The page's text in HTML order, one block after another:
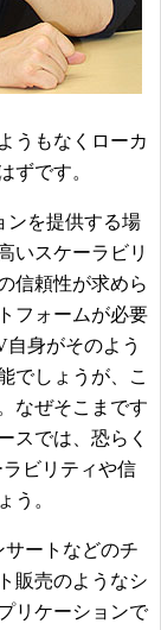
うもなくローカ
ずです。
ンを提供する場
いスケーラビリ
信頼性が求めら
フォームが必要
身がそのよう
でしょうが、こ
なぜそこまです
スでは、恐らく
ラビリティや信
う。
ートなどのチ
販売のようなシ
リケーションで